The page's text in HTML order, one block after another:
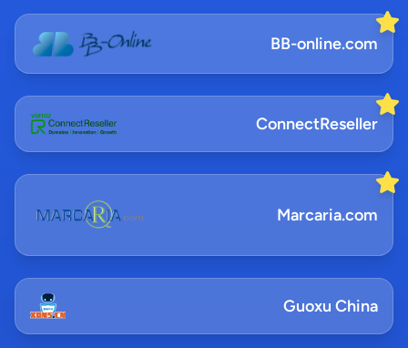
BB-online.com
ConnectReseller
Marcaria.com
Guoxu China